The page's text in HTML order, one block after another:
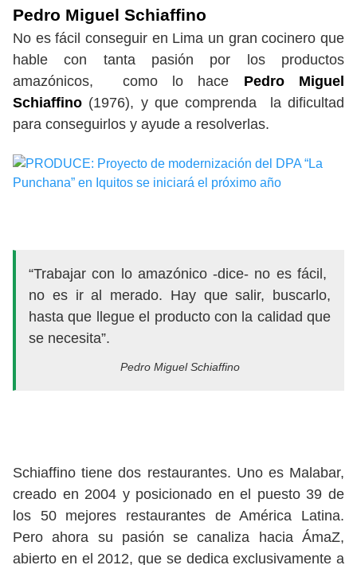
Pedro Miguel Schiaffino
No es fácil conseguir en Lima un gran cocinero que
hable con tanta pasión por los productos
amazónicos, como lo hace Pedro Miguel
Schiaffino (1976), y que comprenda la dificultad
para conseguirlos y ayude a resolverlas.
“Trabajar con lo amazónico -dice- no es fácil,
no es ir al merado. Hay que salir, buscarlo,
hasta que llegue el producto con la calidad que
se necesita”.
Pedro Miguel Schiaffino
Schiaffino tiene dos restaurantes. Uno es Malabar,
creado en 2004 y posicionado en el puesto 39 de
los 50 mejores restaurantes de América Latina.
Pero ahora su pasión se canaliza hacia ÁmaZ,
abierto en el 2012, que se dedica exclusivamente a